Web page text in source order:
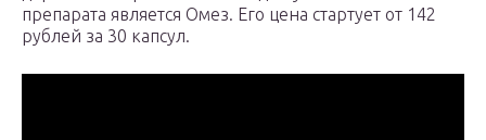
препарата является Омез. Его цена стартует от 142
рублей за 30 капсул.